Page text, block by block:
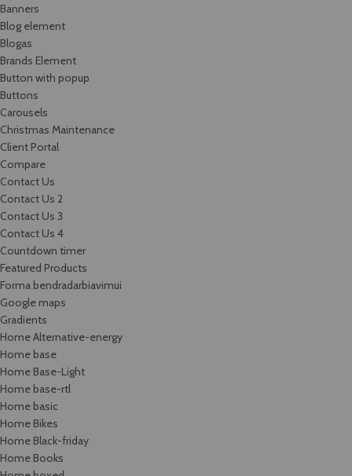
Banners
Blog element
Blogas
Brands Element
Button with popup
Buttons
Carousels
Christmas Maintenance
Client Portal
Compare
Contact Us
Contact Us 2
Contact Us 3
Contact Us 4
Countdown timer
Featured Products
Forma bendradarbiavimui
Google maps
Gradients
Home Alternative-energy
Home base
Home Base-Light
Home base-rtl
Home basic
Home Bikes
Home Black-friday
Home Books